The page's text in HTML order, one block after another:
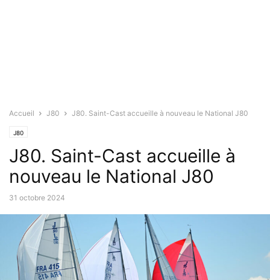
Accueil J80 J80. Saint-Cast accueille à nouveau le National J80
J80
J80. Saint-Cast accueille à
nouveau le National J80
31 octobre 2024